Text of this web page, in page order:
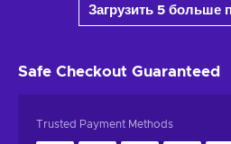
Загрузить 5 больше
Safe Checkout Guaranteed
Trusted Payment Methods